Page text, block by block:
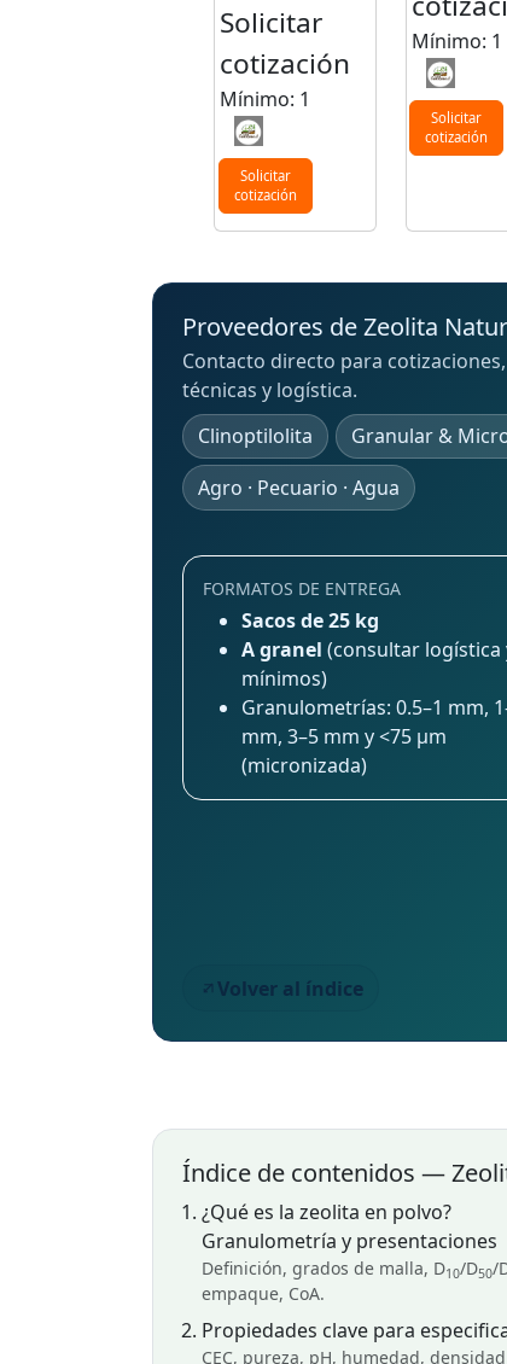
Solicitar
cotización
Mínimo: 1
Solicitar
cotización
Mínimo: 1
Solicitar
cotización
Proveedores de Zeolita
Contacto directo para
técnicas y logística.
Clinoptilolita
Granular &
Agro · Pecuario · Agua
FORMATOS DE ENTREGA
Sacos de 25 kg
A granel (consultar logística
mínimos)
Granulometrías: 0.5–1 mm,
mm, 3–5 mm y <75 μm
(micronizada)
Volver al índice
Índice de contenidos —
¿Qué es la zeolita en polvo?
Granulometría y presentaciones
Definición, grados de malla, D10/D50/
empaque, CoA.
Propiedades clave para
CEC, pureza, pH, humedad, densidad